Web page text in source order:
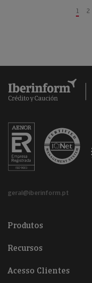
1 2
geral@iberinform.pt
Produtos
Recursos
Acesso Clientes